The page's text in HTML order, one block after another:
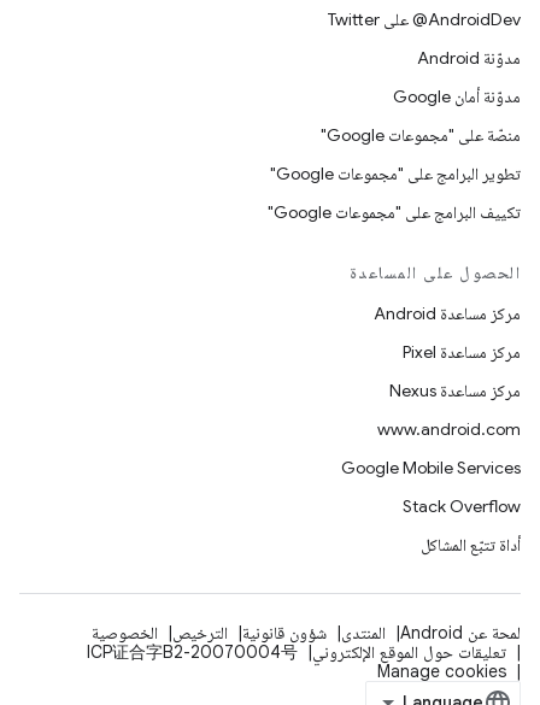
‎@AndroidDev على Twitter
مدوّنة Android
مدوّنة أمان Google
منصّة على "مجموعات Google"
تطوير البرامج على "مجموعات Google"
تكييف البرامج على "مجموعات Google"
الحصول على المساعدة
مركز مساعدة Android
مركز مساعدة Pixel
مركز مساعدة Nexus
www.android.com
Google Mobile Services
Stack Overflow
أداة تتبّع المشاكل
لمحة عن Android المنتدى شؤون قانونية الترخيص
الخصوصية
تعليقات حول الموقع الإلكتروني
ICP证合字B2-20070004号
Manage cookies